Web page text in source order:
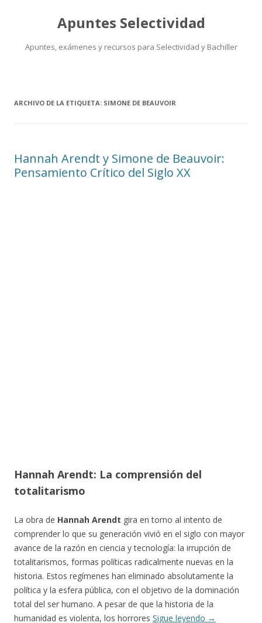
Apuntes Selectividad
Apuntes, exámenes y recursos para Selectividad y Bachiller
ARCHIVO DE LA ETIQUETA: SIMONE DE BEAUVOIR
Hannah Arendt y Simone de Beauvoir:
Pensamiento Crítico del Siglo XX
Hannah Arendt: La comprensión del
totalitarismo
La obra de Hannah Arendt gira en torno al intento de
comprender lo que su generación vivió en el siglo con mayor
avance de la razón en ciencia y tecnología: la irrupción de
totalitarismos, formas políticas radicalmente nuevas en la
historia. Estos regímenes han eliminado absolutamente la
política y la esfera pública, con el objetivo de la dominación
total del ser humano. A pesar de que la historia de la
humanidad es violenta, los horrores Sigue leyendo →